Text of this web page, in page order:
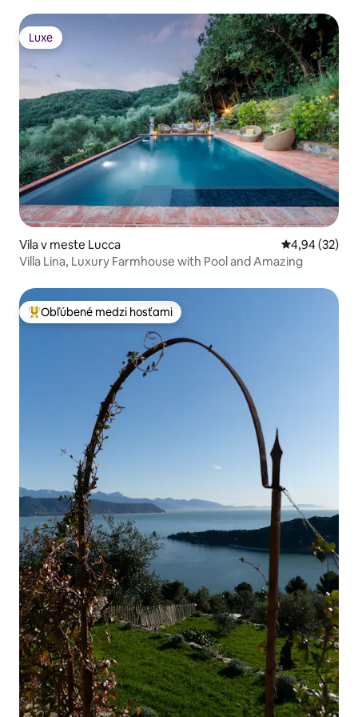
Luxe
Luxe
Vila v meste Lucca Priemerné
4,94 (32)
Villa Lina, Luxury Farmhouse with Pool and Amazing
Najobľúbenejšie medzi hosťami
Obľúbené medzi hosťami